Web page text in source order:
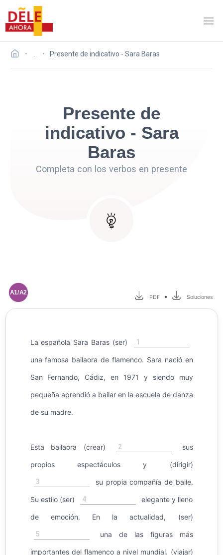
Presente de indicativo - Sara Baras
Presente de
indicativo - Sara
Baras
Completa con los verbos en presente
A1/A2
PDF • Soluciones
La española Sara Baras (ser) 1
una famosa bailaora de flamenco. Sara nació en
San Fernando, Cádiz, en 1971 y siendo muy
pequeña aprendió a bailar en la escuela de danza
de su madre.
Esta bailaora (crear) 2 sus
propios espectáculos y (dirigir)
3 su propia compañía de baile.
Su estilo (ser) 4 elegante y lleno
de emoción. En la actualidad, (ser)
5 una de las figuras más
importantes del flamenco a nivel mundial. (viajar)